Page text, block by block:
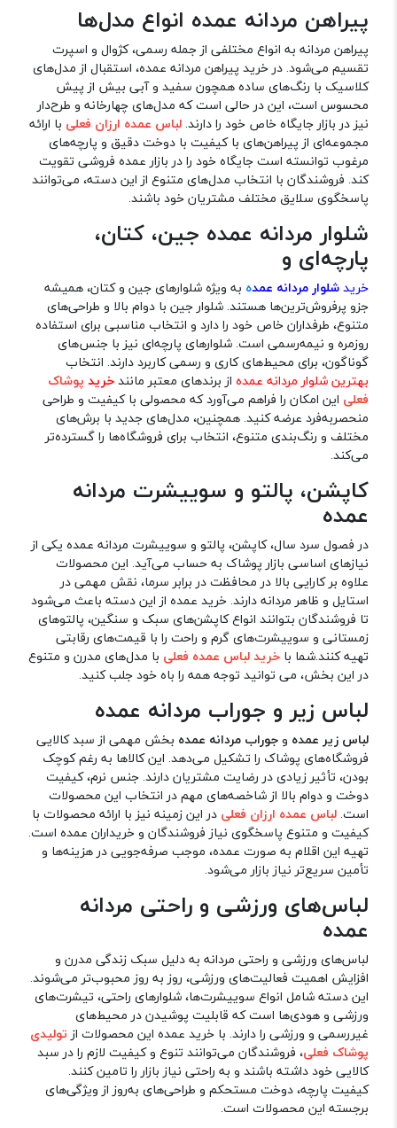
پیراهن مردانه عمده انواع مدل‌ها
پیراهن مردانه به انواع مختلفی از جمله رسمی، کژوال و اسپرت
تقسیم می‌شود. در خرید پیراهن مردانه عمده، استقبال از مدل‌های
کلاسیک با رنگ‌های ساده همچون سفید و آبی بیش از پیش
محسوس است، این در حالی است که مدل‌های چهارخانه و طرح‌دار
نیز در بازار جایگاه خاص خود را دارند.لباس عمده ارزان فعلی با ارائه
مجموعه‌ای از پیراهن‌های با کیفیت با دوخت دقیق و پارچه‌های
مرغوب توانسته است جایگاه خود را در بازار عمده فروشی تقویت
کند. فروشندگان با انتخاب مدل‌های متنوع از این دسته، می‌توانند
پاسخگوی سلایق مختلف مشتریان خود باشند.
شلوار مردانه عمده جین، کتان،
پارچه‌ای و
خریدشلوار مردانه عمده به ویژه شلوارهای جین و کتان، همیشه
جزو پرفروش‌ترین‌ها هستند. شلوار جین با دوام بالا و طراحی‌های
متنوع، طرفداران خاص خود را دارد و انتخاب مناسبی برای استفاده
روزمره و نیمه‌رسمی است. شلوارهای پارچه‌ای نیز با جنس‌های
گوناگون، برای محیط‌های کاری و رسمی کاربرد دارند. انتخاب
بهترین شلوار مردانه عمده از برندهای معتبر مانندخرید پوشاک
فعلی این امکان را فراهم می‌آورد که محصولی با کیفیت و طراحی
منحصربه‌فرد عرضه کنید. همچنین، مدل‌های جدید با برش‌های
مختلف و رنگ‌بندی متنوع، انتخاب برای فروشگاه‌ها را گسترده‌تر
می‌کند.
کاپشن، پالتو و سوییشرت مردانه
عمده
در فصول سرد سال، کاپشن، پالتو و سوییشرت مردانه عمده یکی از
نیازهای اساسی بازار پوشاک به حساب می‌آید. این محصولات
علاوه بر کارایی بالا در محافظت در برابر سرما، نقش مهمی در
استایل و ظاهر مردانه دارند. خرید عمده از این دسته باعث می‌شود
تا فروشندگان بتوانند انواع کاپشن‌های سبک و سنگین، پالتوهای
زمستانی و سوییشرت‌های گرم و راحت را با قیمت‌های رقابتی
تهیه کنند.شما با خرید لباس عمده فعلی با مدل‌های مدرن و متنوع
در این بخش، می توانید توجه همه را باه خود جلب کنید.
لباس زیر و جوراب مردانه عمده
لباس زیر عمده وجوراب مردانه عمده بخش مهمی از سبد کالایی
فروشگاه‌های پوشاک را تشکیل می‌دهد. این کالاها به رغم کوچک
بودن، تأثیر زیادی در رضایت مشتریان دارند. جنس نرم، کیفیت
دوخت و دوام بالا از شاخصه‌های مهم در انتخاب این محصولات
است.لباس عمده ارزان فعلی در این زمینه نیز با ارائه محصولات با
کیفیت و متنوع پاسخگوی نیاز فروشندگان و خریداران عمده است.
تهیه این اقلام به صورت عمده، موجب صرفه‌جویی در هزینه‌ها و
تأمین سریع‌تر نیاز بازار می‌شود.
لباس‌های ورزشی و راحتی مردانه
عمده
لباس‌های ورزشی و راحتی مردانه به دلیل سبک زندگی مدرن و
افزایش اهمیت فعالیت‌های ورزشی، روز به روز محبوب‌تر می‌شوند.
این دسته شامل انواع سوییشرت‌ها، شلوارهای راحتی، تیشرت‌های
ورزشی و هودی‌ها است که قابلیت پوشیدن در محیط‌های
غیررسمی و ورزشی را دارند. با خرید عمده این محصولات از تولیدی
پوشاک فعلی، فروشندگان می‌توانند تنوع و کیفیت لازم را در سبد
کالایی خود داشته باشند و به راحتی نیاز بازار را تامین کنند.
کیفیت پارچه، دوخت مستحکم و طراحی‌های به‌روز از ویژگی‌های
برجسته این محصولات است.